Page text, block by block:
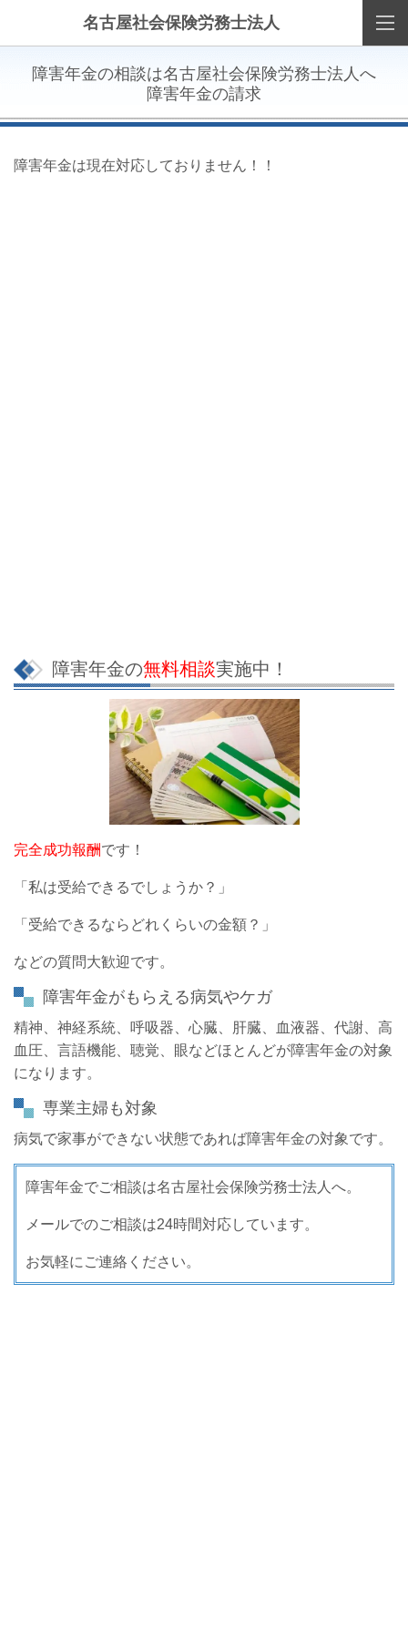
名古屋社会保険労務士法人
障害年金の相談は名古屋社会保険労務士法人へ
障害年金の請求
障害年金は現在対応しておりません！！
障害年金の無料相談実施中！
完全成功報酬です！
「私は受給できるでしょうか？」
「受給できるならどれくらいの金額？」
などの質問大歓迎です。
障害年金がもらえる病気やケガ
精神、神経系統、呼吸器、心臓、肝臓、血液器、代謝、高
血圧、言語機能、聴覚、眼などほとんどが障害年金の対象
になります。
専業主婦も対象
病気で家事ができない状態であれば障害年金の対象です。
障害年金でご相談は名古屋社会保険労務士法人へ。
メールでのご相談は24時間対応しています。
お気軽にご連絡ください。